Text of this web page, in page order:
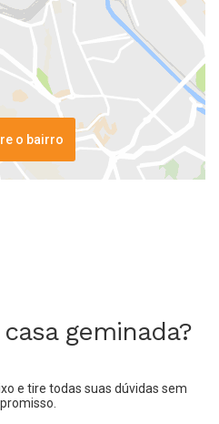
o bairro
geminada?
e tire todas suas dúvidas sem